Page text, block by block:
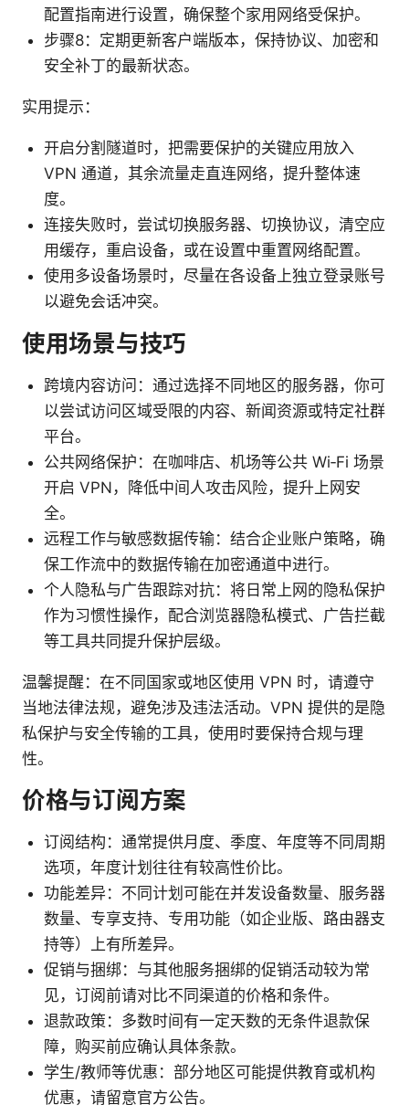
配置指南进行设置，确保整个家用网络受保护。
步骤8：定期更新客户端版本，保持协议、加密和
安全补丁的最新状态。
实用提示：
开启分割隧道时，把需要保护的关键应用放入
VPN 通道，其余流量走直连网络，提升整体速
度。
连接失败时，尝试切换服务器、切换协议，清空应
用缓存，重启设备，或在设置中重置网络配置。
使用多设备场景时，尽量在各设备上独立登录账号
以避免会话冲突。
使用场景与技巧
跨境内容访问：通过选择不同地区的服务器，你可
以尝试访问区域受限的内容、新闻资源或特定社群
平台。
公共网络保护：在咖啡店、机场等公共 Wi‑Fi 场景
开启 VPN，降低中间人攻击风险，提升上网安
全。
远程工作与敏感数据传输：结合企业账户策略，确
保工作流中的数据传输在加密通道中进行。
个人隐私与广告跟踪对抗：将日常上网的隐私保护
作为习惯性操作，配合浏览器隐私模式、广告拦截
等工具共同提升保护层级。
温馨提醒：在不同国家或地区使用 VPN 时，请遵守
当地法律法规，避免涉及违法活动。VPN 提供的是隐
私保护与安全传输的工具，使用时要保持合规与理
性。
价格与订阅方案
订阅结构：通常提供月度、季度、年度等不同周期
选项，年度计划往往有较高性价比。
功能差异：不同计划可能在并发设备数量、服务器
数量、专享支持、专用功能（如企业版、路由器支
持等）上有所差异。
促销与捆绑：与其他服务捆绑的促销活动较为常
见，订阅前请对比不同渠道的价格和条件。
退款政策：多数时间有一定天数的无条件退款保
障，购买前应确认具体条款。
学生/教师等优惠：部分地区可能提供教育或机构
优惠，请留意官方公告。